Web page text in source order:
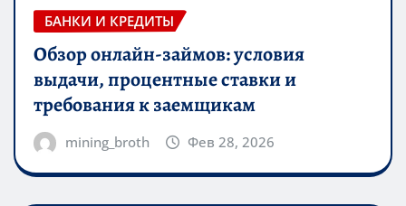
БАНКИ И КРЕДИТЫ
Обзор онлайн-займов: условия
выдачи, процентные ставки и
требования к заемщикам
mining_broth Фев 28, 2026